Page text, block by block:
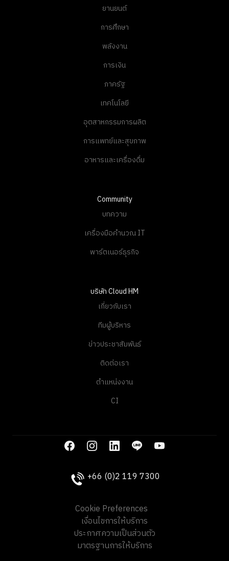
ยานยนต์
การศึกษา
พลังงาน
การเงิน
ภาครัฐ
เทคโนโลยี
อุตสาหกรรมการผลิต
การแพทย์และสุขภาพ
อาหารและเครื่องดื่ม
Community
บทความ
เครื่องมือคำนวณ IT
พาร์ตเนอร์ธุรกิจ
บริษัท Cloud HM
เกี่ยวกับเรา
ทีมผู้บริหาร
ข่าวประชาสัมพันธ์
ติดต่อเรา
ตำแหน่งงาน
CI
+66 (0)2 119 7300
Cookie Preferences
เงื่อนไขการให้บริการ
ประกาศความเป็นส่วนตัว
มาตรฐานการให้บริการ